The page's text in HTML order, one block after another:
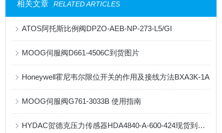
相关文章 RELATED ARTICLES
ATOS阿托斯比例阀DPZO-AEB-NP-273-L5/GI
MOOG伺服阀D661-4506C到货图片
Honeywell霍尼韦尔限位开关的作用及接线方法BXA3K-1A
MOOG伺服阀G761-3033B 使用指南
HYDAC贺德克压力传感器HDA4840-A-600-424现货到货总直销